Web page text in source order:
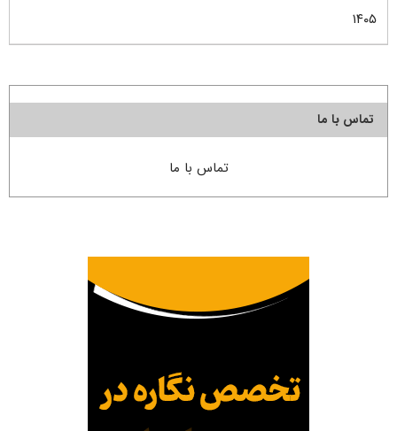
۱۴۰۵
تماس با ما
تماس با ما